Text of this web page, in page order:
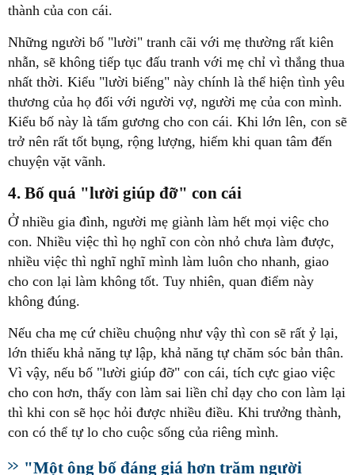
thành của con cái.
Những người bố "lười" tranh cãi với mẹ thường rất kiên
nhẫn, sẽ không tiếp tục đấu tranh với mẹ chỉ vì thắng thua
nhất thời. Kiểu "lười biếng" này chính là thể hiện tình yêu
thương của họ đối với người vợ, người mẹ của con mình.
Kiểu bố này là tấm gương cho con cái. Khi lớn lên, con sẽ
trở nên rất tốt bụng, rộng lượng, hiếm khi quan tâm đến
chuyện vặt vãnh.
4. Bố quá "lười giúp đỡ" con cái
Ở nhiều gia đình, người mẹ giành làm hết mọi việc cho
con. Nhiều việc thì họ nghĩ con còn nhỏ chưa làm được,
nhiều việc thì nghĩ nghĩ mình làm luôn cho nhanh, giao
cho con lại làm không tốt. Tuy nhiên, quan điểm này
không đúng.
Nếu cha mẹ cứ chiều chuộng như vậy thì con sẽ rất ỷ lại,
lớn thiếu khả năng tự lập, khả năng tự chăm sóc bản thân.
Vì vậy, nếu bố "lười giúp đỡ" con cái, tích cực giao việc
cho con hơn, thấy con làm sai liền chỉ dạy cho con làm lại
thì khi con sẽ học hỏi được nhiều điều. Khi trưởng thành,
con có thể tự lo cho cuộc sống của riêng mình.
"Một ông bố đáng giá hơn trăm người